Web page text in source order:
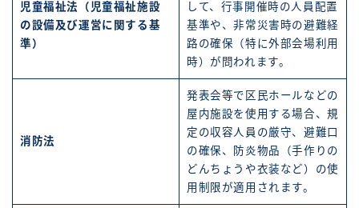
児童福祉法（児童福祉施設
の設備及び運営に関する基
準）
して、行事開催時の人員配置
基準や、非常災害時の避難経
路の確保（特に外部会場利用
時）が問われます。
消防法
発表会等で区民ホールなどの
屋内施設を使用する場合、規
定の収容人員の厳守、避難口
の確保、防炎物品（手作りの
どんちょうや衣装など）の使
用制限が適用されます。